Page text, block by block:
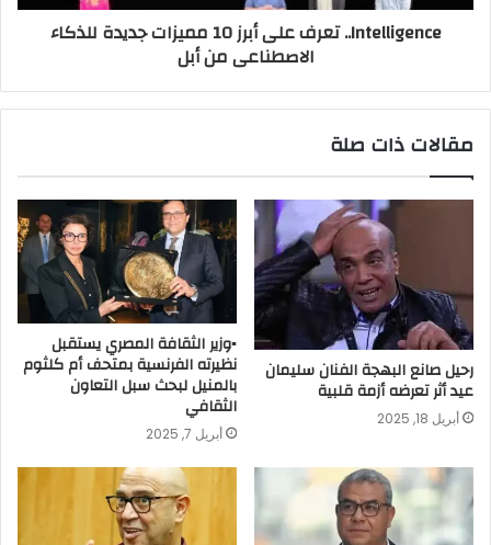
Intelligence.. تعرف على أبرز 10 مميزات جديدة للذكاء
الاصطناعى من أبل
مقالات ذات صلة
رحيل صانع البهجة الفنان سليمان
عيد أثر تعرضه أزمة قلبية
أبريل 18, 2025
▪︎وزير الثقافة المصري يستقبل
نظيرته الفرنسية بمتحف أم كلثوم
بالمنيل لبحث سبل التعاون
الثقافي
أبريل 7, 2025